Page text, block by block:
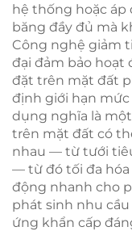
hệ thống hoặc
băng đầy đủ mà
Công nghệ giảm
đại đảm bảo hoạt
đặt trên mặt đất
định giới hạn
dụng nghĩa là
trên mặt đất có
nhau — từ tưới
— từ đó tối đa hóa
động nhanh cho
phát sinh nhu
ứng khẩn cấp